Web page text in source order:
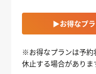
▶お得なプ
※お得なプランは予約
休止する場合がありま